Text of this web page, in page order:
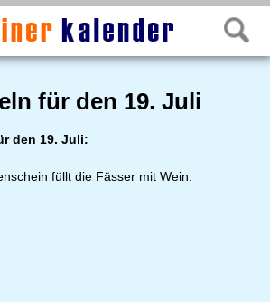
für den 19. Juli
den 19. Juli:
füllt die Fässer mit Wein.